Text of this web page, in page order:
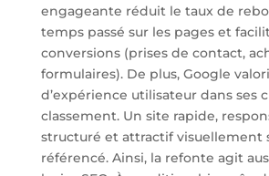
engageante réduit le taux de
temps passé sur les pages et
conversions (prises de contact,
formulaires). De plus, Google
d’expérience utilisateur dans ses
classement. Un site rapide,
structuré et attractif visuellement
référencé. Ainsi, la refonte agit